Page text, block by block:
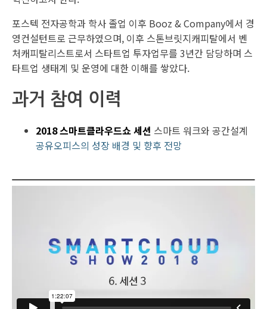
포스텍 전자공학과 학사 졸업 이후 Booz & Company에서 경
영컨설턴트로 근무하였으며, 이후 스톤브릿지캐피탈에서 벤
처캐피탈리스트로서 스타트업 투자업무를 3년간 담당하며 스
타트업 생태계 및 운영에 대한 이해를 쌓았다.
과거 참여 이력
2018 스마트클라우드쇼 세션 스마트 워크와 공간설계
공유오피스의 성장 배경 및 향후 전망